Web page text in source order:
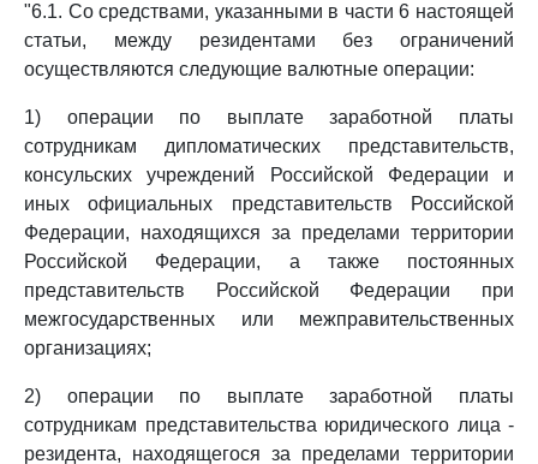
"6.1. Со средствами, указанными в части 6 настоящей
статьи, между резидентами без ограничений
осуществляются следующие валютные операции:
1) операции по выплате заработной платы
сотрудникам дипломатических представительств,
консульских учреждений Российской Федерации и
иных официальных представительств Российской
Федерации, находящихся за пределами территории
Российской Федерации, а также постоянных
представительств Российской Федерации при
межгосударственных или межправительственных
организациях;
2) операции по выплате заработной платы
сотрудникам представительства юридического лица -
резидента, находящегося за пределами территории